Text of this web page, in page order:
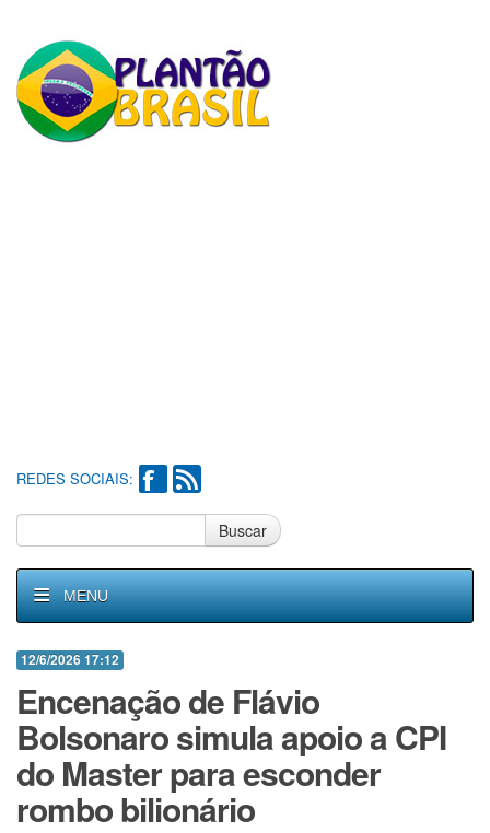
REDES SOCIAIS:
Buscar
MENU
12/6/2026 17:12
Encenação de Flávio
Bolsonaro simula apoio a CPI
do Master para esconder
rombo bilionário